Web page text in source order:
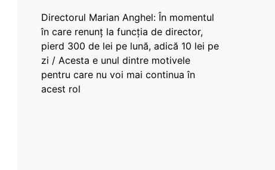
Directorul Marian Anghel: În momentul
în care renunț la funcția de director,
pierd 300 de lei pe lună, adică 10 lei pe
zi / Acesta e unul dintre motivele
pentru care nu voi mai continua în
acest rol